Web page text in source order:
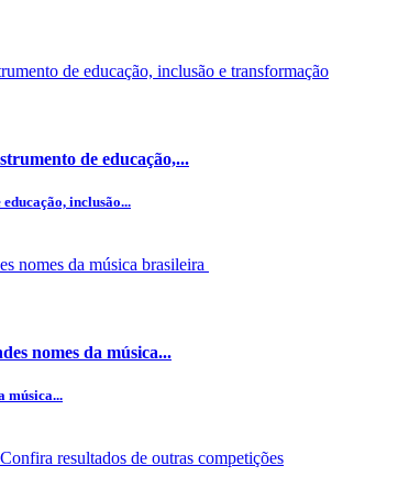
de educação,...
inclusão...
nomes da música...
música...